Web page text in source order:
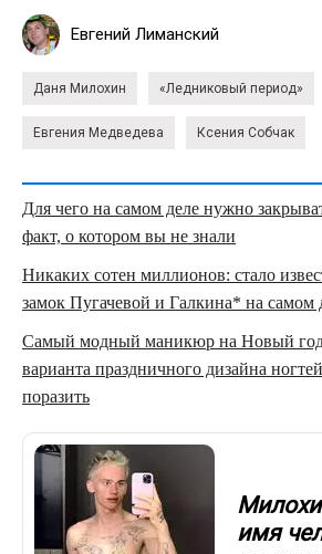
Евгений Лиманский
Даня Милохин «Ледниковый период»
Евгения Медведева Ксения Собчак
Для чего на самом деле нужно
факт, о котором вы не знали
Никаких сотен миллионов: стало
замок Пугачевой и Галкина* на самом
Самый модный маникюр на Новый год
варианта праздничного дизайна
поразить
имя